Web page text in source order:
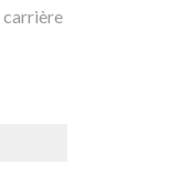
carrière